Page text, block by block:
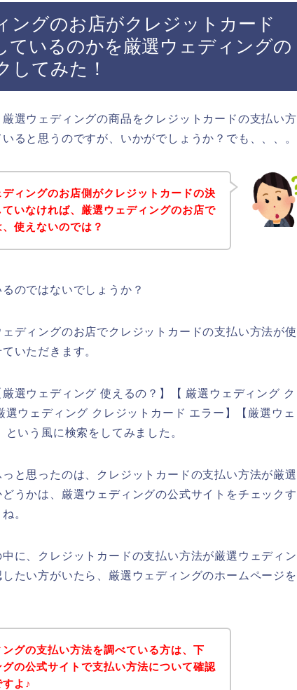
ングのお店がクレジットカード
ているのかを厳選ウェディングの
してみた！
選ウェディングの商品をクレジットカードの支払い方
ると思うのですが、いかがでしょうか？でも、、、。
ィングのお店側がクレジットカードの決
いなければ、厳選ウェディングのお店で
使えないのでは？
のではないでしょうか？
ディングのお店でクレジットカードの支払い方法が使
いただきます。
選ウェディング 使えるの？】【 厳選ウェディング ク
ウェディング クレジットカード エラー】【厳選ウェ
いう風に検索をしてみました。
と思ったのは、クレジットカードの支払い方法が厳選
うかは、厳選ウェディングの公式サイトをチェックす
。
に、クレジットカードの支払い方法が厳選ウェディン
たい方がいたら、厳選ウェディングのホームページを
グの支払い方法を調べている方は、下
の公式サイトで支払い方法について確認
よ♪